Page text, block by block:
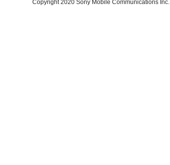
Copyright 2020 Sony Mobile Communications Inc.